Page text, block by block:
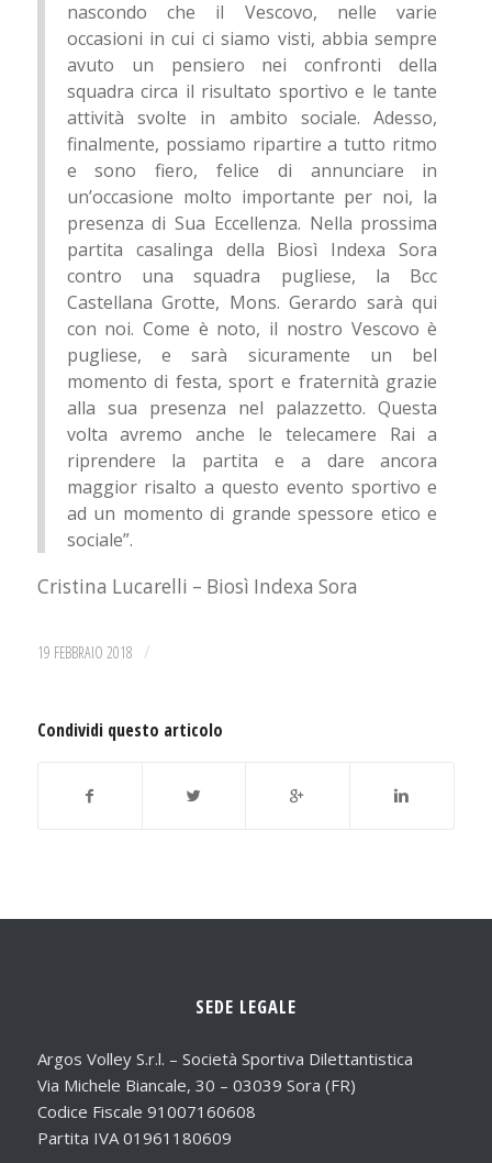
nascondo che il Vescovo, nelle varie
occasioni in cui ci siamo visti, abbia sempre
avuto un pensiero nei confronti della
squadra circa il risultato sportivo e le tante
attività svolte in ambito sociale. Adesso,
finalmente, possiamo ripartire a tutto ritmo
e sono fiero, felice di annunciare in
un’occasione molto importante per noi, la
presenza di Sua Eccellenza. Nella prossima
partita casalinga della Biosì Indexa Sora
contro una squadra pugliese, la Bcc
Castellana Grotte, Mons. Gerardo sarà qui
con noi. Come è noto, il nostro Vescovo è
pugliese, e sarà sicuramente un bel
momento di festa, sport e fraternità grazie
alla sua presenza nel palazzetto. Questa
volta avremo anche le telecamere Rai a
riprendere la partita e a dare ancora
maggior risalto a questo evento sportivo e
ad un momento di grande spessore etico e
sociale”.
Cristina Lucarelli – Biosì Indexa Sora
19 FEBBRAIO 2018 /
Condividi questo articolo
SEDE LEGALE
Argos Volley S.r.l. – Società Sportiva Dilettantistica
Via Michele Biancale, 30 – 03039 Sora (FR)
Codice Fiscale 91007160608
Partita IVA 01961180609